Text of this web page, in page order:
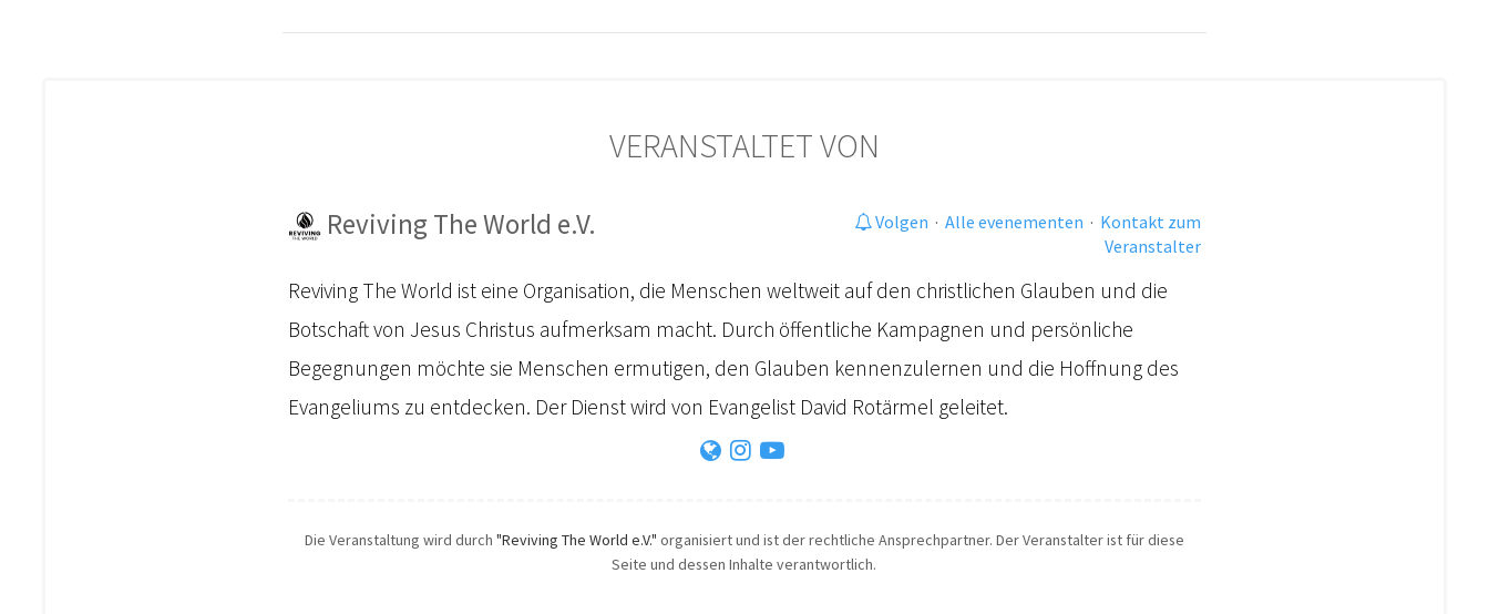
VERANSTALTET VON
Reviving The World e.V. Volgen · Alle evenementen · Kontakt zum
Veranstalter
Reviving The World ist eine Organisation, die Menschen weltweit auf den christlichen Glauben und die
Botschaft von Jesus Christus aufmerksam macht. Durch öffentliche Kampagnen und persönliche
Begegnungen möchte sie Menschen ermutigen, den Glauben kennenzulernen und die Hoffnung des
Evangeliums zu entdecken. Der Dienst wird von Evangelist David Rotärmel geleitet.
Die Veranstaltung wird durch "Reviving The World e.V." organisiert und ist der rechtliche Ansprechpartner. Der Veranstalter ist für diese
Seite und dessen Inhalte verantwortlich.